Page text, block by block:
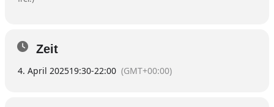
Zeit
4. April 202519:30-22:00 (GMT+00:00)